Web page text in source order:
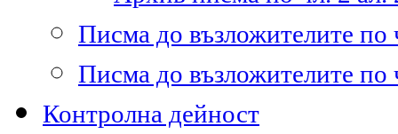
Писма до възложителите по
Писма до възложителите по
Контролна дейност